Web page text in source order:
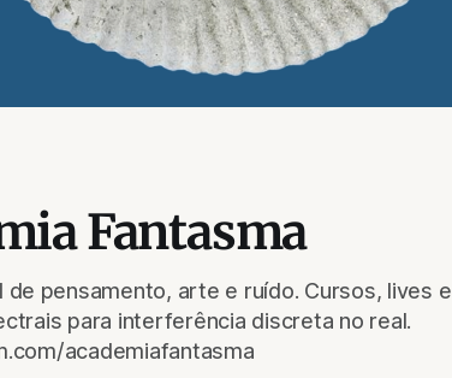
Fantasma
de pensamento, arte e ruído. Cursos, lives e
para interferência discreta no real.
academiafantasma